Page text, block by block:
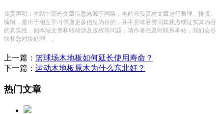
免责声明：本站中部分文章信息来源于网络，本站只负责对文章进行整理、排版、
编辑，是出于相互学习传递更多信息为目的，并不意味着赞同其观点或证实其内容
的真实性，如本站文章和转稿涉及版权等问题，请作者在及时联系本站，我们会尽
快和您对接处理。。
上一篇： 篮球场木地板如何延长使用寿命？
下一篇： 运动木地板原木为什么东北好？
热门文章